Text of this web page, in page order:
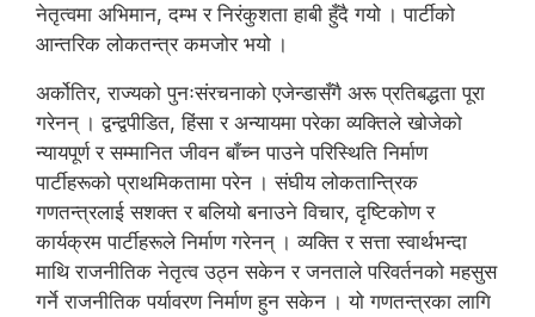
नेतृत्वमा अभिमान, दम्भ र निरंकुशता हाबी हुँदै गयो । पार्टीको
आन्तरिक लोकतन्त्र कमजोर भयो ।
अर्कोतिर, राज्यको पुनःसंरचनाको एजेन्डासँगै अरू प्रतिबद्धता पूरा
गरेनन् । द्वन्द्वपीडित, हिंसा र अन्यायमा परेका व्यक्तिले खोजेको
न्यायपूर्ण र सम्मानित जीवन बाँच्न पाउने परिस्थिति निर्माण
पार्टीहरूको प्राथमिकतामा परेन । संघीय लोकतान्त्रिक
गणतन्त्रलाई सशक्त र बलियो बनाउने विचार, दृष्टिकोण र
कार्यक्रम पार्टीहरूले निर्माण गरेनन् । व्यक्ति र सत्ता स्वार्थभन्दा
माथि राजनीतिक नेतृत्व उठ्न सकेन र जनताले परिवर्तनको महसुस
गर्ने राजनीतिक पर्यावरण निर्माण हुन सकेन । यो गणतन्त्रका लागि